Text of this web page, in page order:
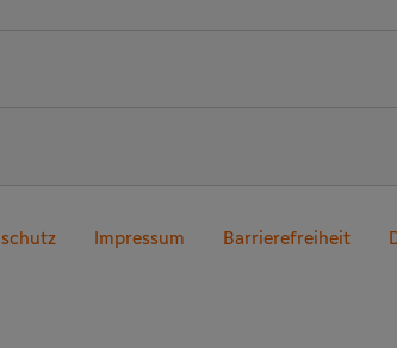
Impressum Barrierefreiheit